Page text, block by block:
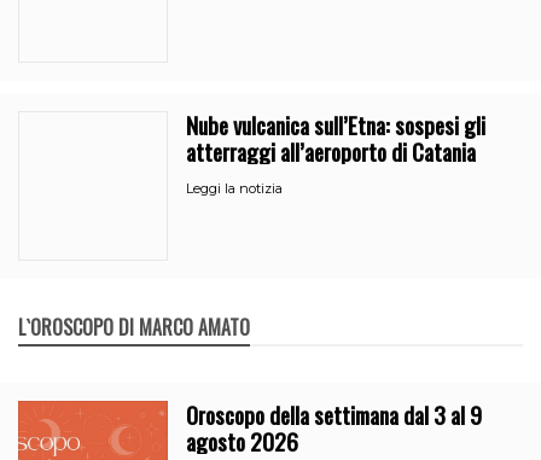
Nube vulcanica sull’Etna: sospesi gli
atterraggi all’aeroporto di Catania
Leggi la notizia
L`OROSCOPO DI MARCO AMATO
Oroscopo della settimana dal 3 al 9
agosto 2026